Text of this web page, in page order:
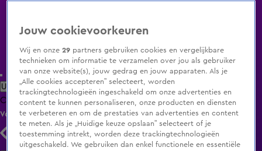
Uitzending Gemist Populaire programma's Zenders Genres
ClipsFilmsRadioSmart TV inlogShop
Volg KIJK
Jouw cookievoorkeuren
Wij en onze29 partners gebruiken cookies en vergelijkbare
technieken om informatie te verzamelen over jou als gebruiker
van onze website(s), jouw gedrag en jouw apparaten. Als je
„Alle cookies accepteren” selecteert, worden
trackingtechnologieën ingeschakeld om onze advertenties en
content te kunnen personaliseren, onze producten en diensten
te verbeteren en om de prestaties van advertenties en content
te meten. Als je „Huidige keuze opslaan” selecteert of je
toestemming intrekt, worden deze trackingtechnologieën
uitgeschakeld. We gebruiken dan enkel functionele en essentiële